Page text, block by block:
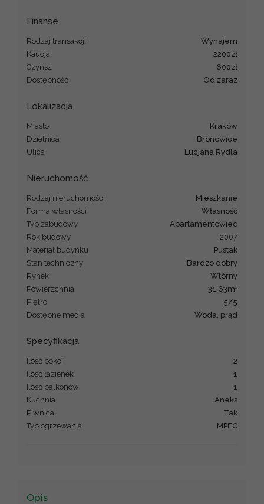
Finanse
Rodzaj transakcji
wynajem
Kaucja
2200zł
Czynsz
600zł
Dostępność
od zaraz
Lokalizacja
Miasto
Kraków
Dzielnica
Bronowice
Ulica
Lucjana Rydla
Nieruchomość
Rodzaj nieruchomości
mieszkanie
Forma własności
Własność
Typ zabudowy
apartamentowiec
Rok budowy
2007
Materiał budynku
pustak
Stan techniczny
bardzo dobry
Rynek
Wtórny
Powierzchnia
31,63m 2
Piętro
5/5
Dostępne media
woda, prąd
Specyfikacja
Ilość pokoi
2
Ilość łazienek
1
Ilość balkonów
1
Kuchnia
aneks
Piwnica
Tak
Typ ogrzewania
MPEC
Opis